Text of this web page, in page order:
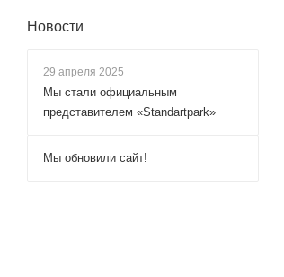
Новости
29 апреля 2025
Мы стали официальным
представителем «Standartpark»
Мы обновили сайт!